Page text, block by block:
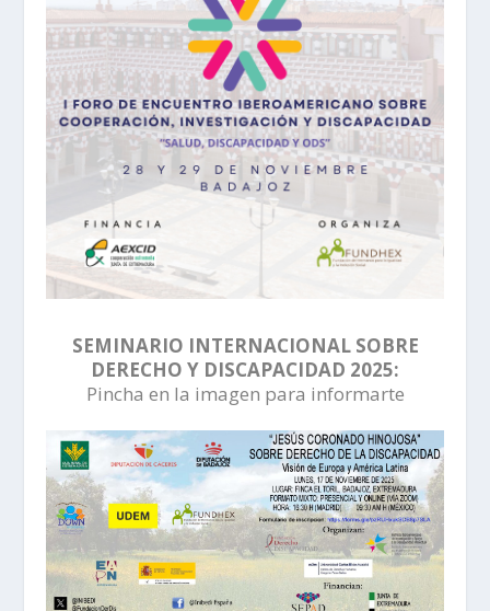
SEMINARIO INTERNACIONAL SOBRE
DERECHO Y DISCAPACIDAD 2025:
Pincha en la imagen para informarte